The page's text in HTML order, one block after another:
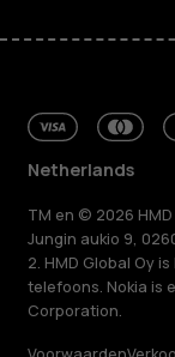
Netherlands
TM en © 2026
Jungin aukio 9,
2. HMD Global Oy
telefoons. Nokia is
Corporation.